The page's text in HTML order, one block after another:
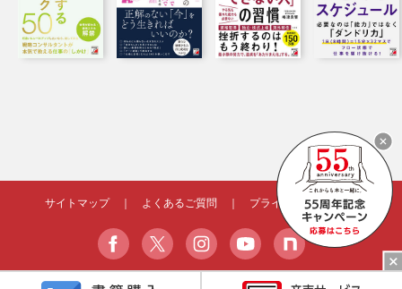
サイトマップ｜ よくあるご質問 プライバシーポリシー